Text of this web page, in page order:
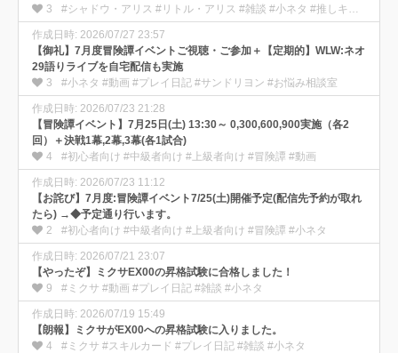
3
#シャドウ・アリス #リトル・アリス #雑談 #小ネタ #推しキャスト
作成日時: 2026/07/27 23:57
【御礼】7月度冒険譚イベントご視聴・ご参加＋【定期的】WLW:ネオ
29語りライブを自宅配信も実施
3
#小ネタ #動画 #プレイ日記 #サンドリヨン #お悩み相談室
作成日時: 2026/07/23 21:28
【冒険譚イベント】7月25日(土) 13:30～ 0,300,600,900実施（各2
回）＋決戦1幕,2幕,3幕(各1試合)
4
#初心者向け #中級者向け #上級者向け #冒険譚 #動画
作成日時: 2026/07/23 11:12
【お詫び】7月度:冒険譚イベント7/25(土)開催予定(配信先予約が取れ
たら) →◆予定通り行います。
2
#初心者向け #中級者向け #上級者向け #冒険譚 #小ネタ
作成日時: 2026/07/21 23:07
【やったぞ】ミクサEX00の昇格試験に合格しました！
9
#ミクサ #動画 #プレイ日記 #雑談 #小ネタ
作成日時: 2026/07/19 15:49
【朗報】ミクサがEX00への昇格試験に入りました。
4
#ミクサ #スキルカード #プレイ日記 #雑談 #小ネタ